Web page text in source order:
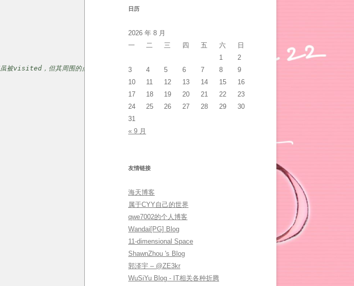
visited，但其周围的点未被扩展完全，所以其实visited在这里面没有任何作用，如果把注释去掉是20分的。
日历
2026 年 8 月
一
二 三 四 五 六
日
1
2
3
4 5 6 7 8
9
10
11 12 13 14 15
16
17
18 19 20 21 22
23
24
25 26 27 28 29
30
31
« 9 月
友情链接
海天博客
属于CYY自己的世界
qwe7002的个人博客
Wandai[PG] Blog
11-dimensional Space
ShawnZhou 's Blog
郭泽宇 – @ZE3kr
WuSiYu Blog - IT相关各种折腾